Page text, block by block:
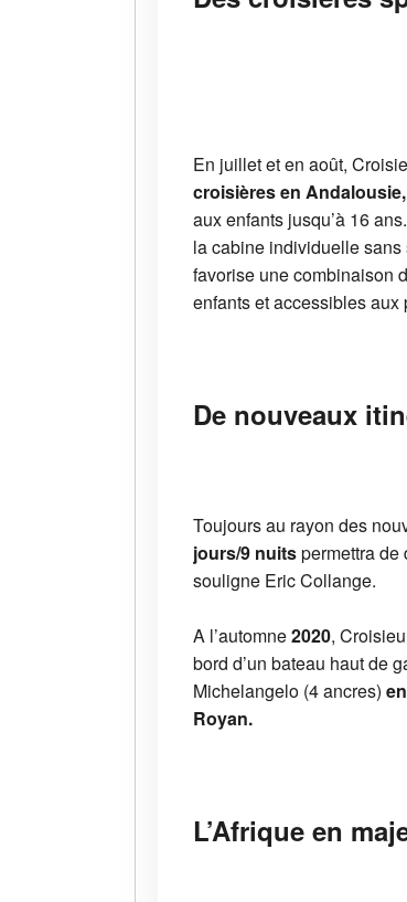
En juillet et en août,
croisières en
aux enfants jusqu’à 16
la cabine individuelle
favorise une combinaison
enfants et accessibles aux
De nouveaux
Toujours au rayon des
jours/9 nuitspermettra de
souligne Eric Collange.
A l’automne2020,
bord d’un bateau haut de
Michelangelo (4 ancres)
Royan.
L’Afrique en